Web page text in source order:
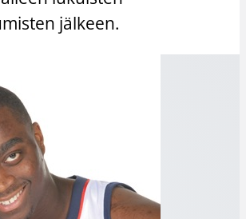
jälkeen.